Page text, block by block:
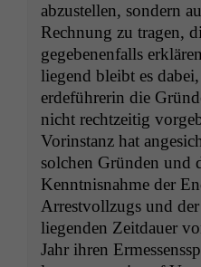
abzustellen, son­dern
Rech­nung zu tra­gen,
gegebe­nen­falls
liegend bleibt es
erde­führerin die
nicht rechtzeit­ig
Vorin­stanz hat
solchen Grün­den und
Ken­nt­nis­nahme der
Arrestvol­lzugs und
liegen­den Zeit­dauer
Jahr ihren